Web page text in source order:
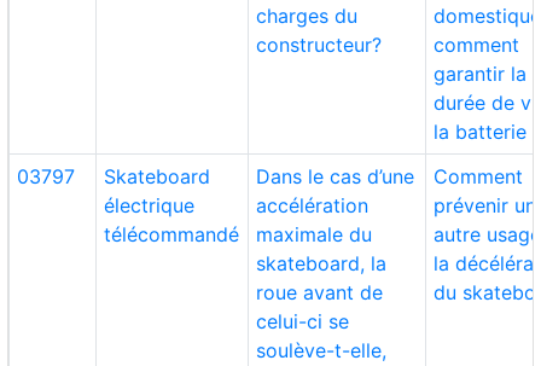
charges du
constructeur?
comment
garantir la
durée de
la batterie
03797
Skateboard
électrique
télécommandé
Dans le cas d’une
accélération
maximale du
skateboard, la
roue avant de
celui-ci se
soulève-t-elle,
Comment
prévenir un
autre
la
du